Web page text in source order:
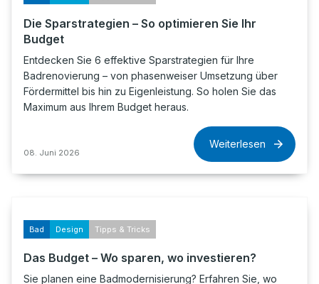
Die Sparstrategien – So optimieren Sie Ihr
Budget
Entdecken Sie 6 effektive Sparstrategien für Ihre
Badrenovierung – von phasenweiser Umsetzung über
Fördermittel bis hin zu Eigenleistung. So holen Sie das
Maximum aus Ihrem Budget heraus.
08. Juni 2026
Weiterlesen
Bad Design Tipps & Tricks
Das Budget – Wo sparen, wo investieren?
Sie planen eine Badmodernisierung? Erfahren Sie, wo